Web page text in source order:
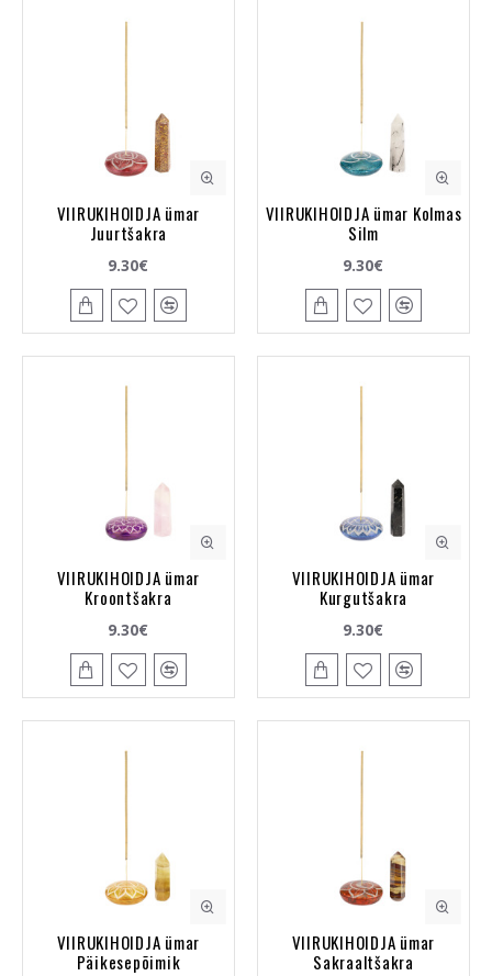
VIIRUKIHOIDJA ümar
Juurtšakra
9.30€
VIIRUKIHOIDJA ümar Kolmas
Silm
9.30€
VIIRUKIHOIDJA ümar
Kroontšakra
9.30€
VIIRUKIHOIDJA ümar
Kurgutšakra
9.30€
VIIRUKIHOIDJA ümar
Päikesepõimik
VIIRUKIHOIDJA ümar
Sakraaltšakra